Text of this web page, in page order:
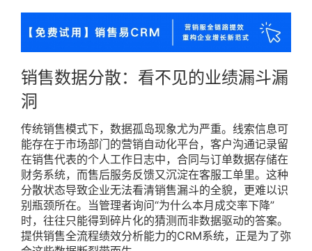
销售数据分散：看不见的业绩漏斗漏
洞
传统销售模式下，数据孤岛现象尤为严重。线索信息可
能存在于市场部门的营销自动化平台，客户沟通记录留
在销售代表的个人工作日志中，合同与订单数据存储在
财务系统，而售后服务反馈又沉淀在客服工单里。这种
分散状态导致企业无法看清销售漏斗的全貌，更难以识
别瓶颈所在。当管理者询问“为什么本月成交率下降”
时，往往只能得到碎片化的猜测而非数据驱动的答案。
提供销售全流程绩效分析能力的CRM系统，正是为了弥